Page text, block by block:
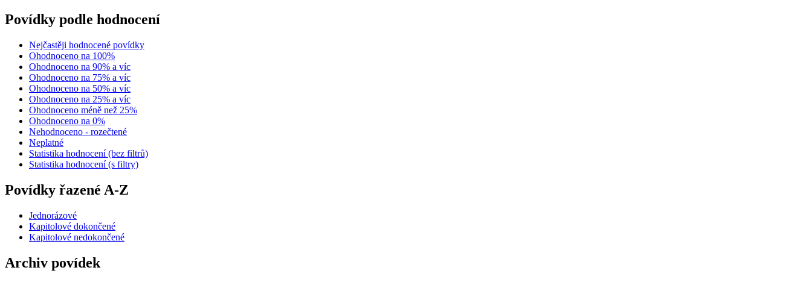
Povídky podle hodnocení
Nejčastěji hodnocené povídky
Ohodnoceno na 100%
Ohodnoceno na 90% a víc
Ohodnoceno na 75% a víc
Ohodnoceno na 50% a víc
Ohodnoceno na 25% a víc
Ohodnoceno méně než 25%
Ohodnoceno na 0%
Nehodnoceno - rozečtené
Neplatné
Statistika hodnocení (bez filtrů)
Statistika hodnocení (s filtry)
Povídky řazené A-Z
Jednorázové
Kapitolové dokončené
Kapitolové nedokončené
Archiv povídek